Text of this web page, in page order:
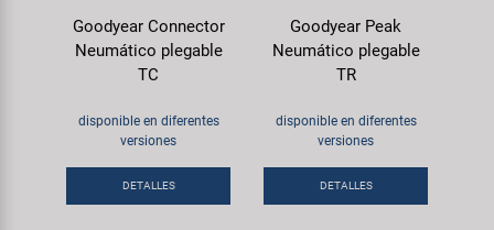
Goodyear Connector
Neumático plegable
TC
disponible en diferentes
versiones
DETALLES
Goodyear Peak
Neumático plegable
TR
disponible en diferentes
versiones
DETALLES